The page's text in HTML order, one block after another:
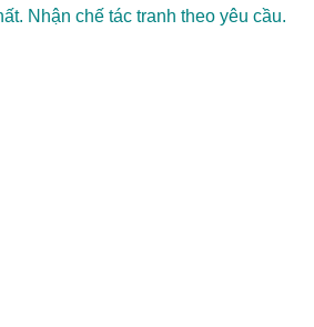
Nhận chế tác tranh theo yêu cầu.